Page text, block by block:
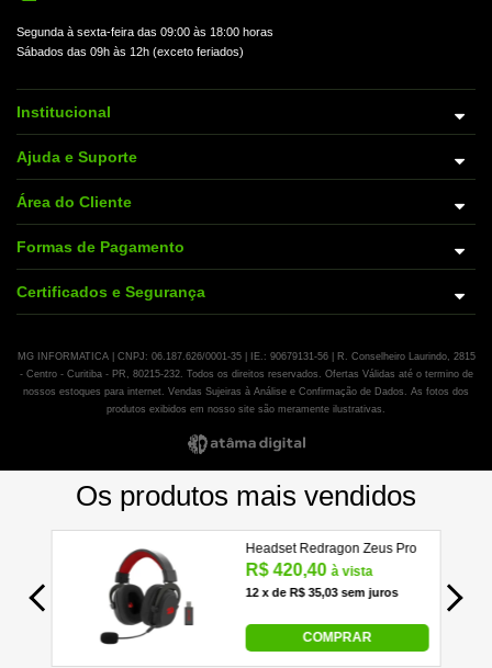
Segunda à sexta-feira das 09:00 às 18:00 horas
Sábados das 09h às 12h (exceto feriados)
Institucional
Ajuda e Suporte
Área do Cliente
Formas de Pagamento
Certificados e Segurança
MG INFORMATICA | CNPJ: 06.187.626/0001-35 | IE.: 90679131-56 | R. Conselheiro Laurindo, 2815
- Centro - Curitiba - PR, 80215-232. Todos os direitos reservados. Ofertas Válidas até o termino de
nossos estoques para internet. Vendas Sujeiras à Análise e Confirmação de Dados. As fotos dos
produtos exibidos em nosso site são meramente ilustrativas.